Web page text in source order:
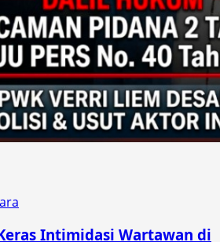
Intimidasi Wartawan di